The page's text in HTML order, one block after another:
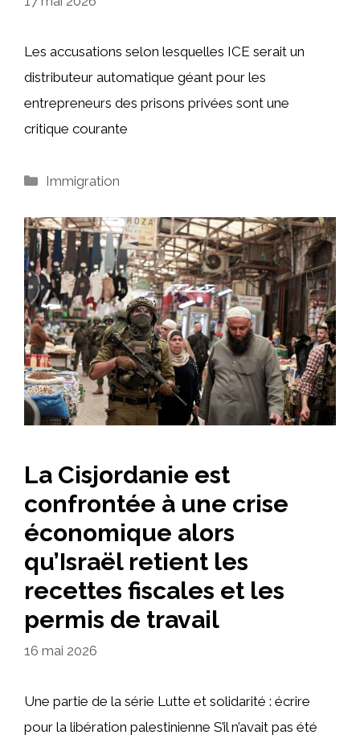
Les accusations selon lesquelles ICE serait un
distributeur automatique géant pour les
entrepreneurs des prisons privées sont une
critique courante
Catégories
Immigration
La Cisjordanie est
confrontée à une crise
économique alors
qu’Israël retient les
recettes fiscales et les
permis de travail
16 mai 2026
Une partie de la série Lutte et solidarité : écrire
pour la libération palestinienne S’il n’avait pas été